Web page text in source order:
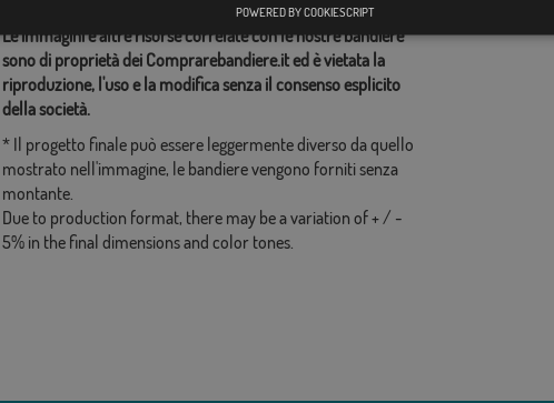
Le immagini e altre risorse correlate con le nostre bandiere
sono di proprietà dei Comprarebandiere.it ed è vietata la
riproduzione, l'uso e la modifica senza il consenso esplicito
della società.
* Il progetto finale può essere leggermente diverso da quello
mostrato nell'immagine, le bandiere vengono forniti senza
montante.
Due to production format, there may be a variation of + / -
5% in the final dimensions and color tones.
POWERED BY COOKIESCRIPT